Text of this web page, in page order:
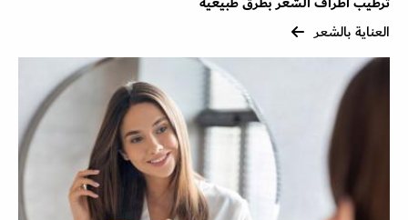
العناية بالشعر